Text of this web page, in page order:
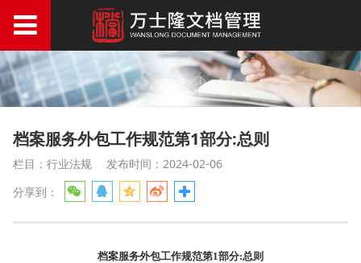
档案服务外包工作规范第1部分:总则
栏目：行业法规
发布时间：2024-02-06
分享到：
档案服务外包工作规范第1部分:总则